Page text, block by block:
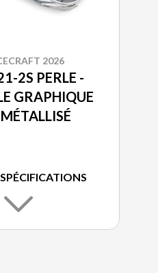
2026
2S PERLE -
GRAPHIQUE